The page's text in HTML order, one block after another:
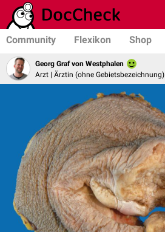
Community Flexikon Shop
Georg Graf von Westphalen
Arzt | Ärztin (ohne Gebietsbezeichnung)